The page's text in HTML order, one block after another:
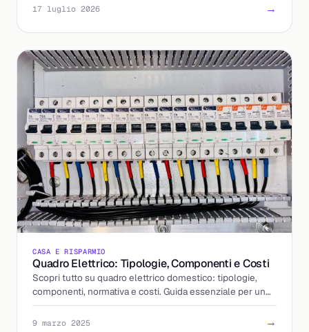
17 luglio 2026 →
CASA E RISPARMIO
Quadro Elettrico: Tipologie, Componenti e Costi
Scopri tutto su quadro elettrico domestico: tipologie,
componenti, normativa e costi. Guida essenziale per un
impianto sicuro e a norma.
9 marzo 2025 →